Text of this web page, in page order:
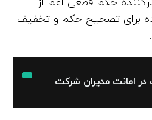
برای تصحیح حکم و تخفیف
در امانت مدیران شرکت